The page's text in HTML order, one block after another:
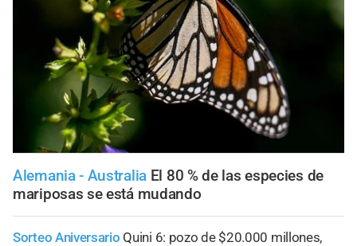
Alemania - Australia El 80 % de las especies de
mariposas se está mudando
Sorteo Aniversario Quini 6: pozo de $20.000 millones,